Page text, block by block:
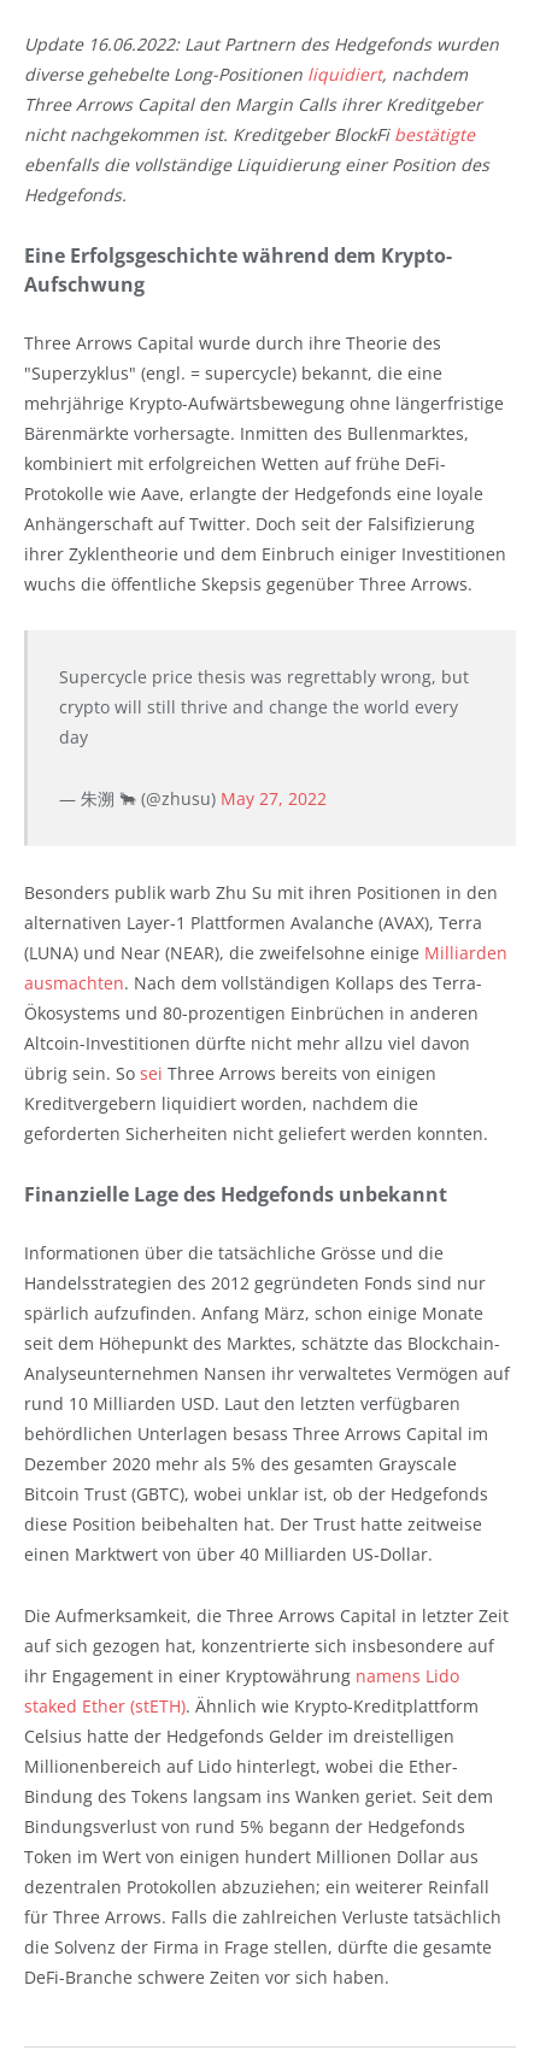
Update 16.06.2022: Laut Partnern des Hedgefonds wurden
diverse gehebelte Long-Positionen liquidiert, nachdem
Three Arrows Capital den Margin Calls ihrer Kreditgeber
nicht nachgekommen ist. Kreditgeber BlockFi bestätigte
ebenfalls die vollständige Liquidierung einer Position des
Hedgefonds.
Eine Erfolgsgeschichte während dem Krypto-
Aufschwung
Three Arrows Capital wurde durch ihre Theorie des
"Superzyklus" (engl. = supercycle) bekannt, die eine
mehrjährige Krypto-Aufwärtsbewegung ohne längerfristige
Bärenmärkte vorhersagte. Inmitten des Bullenmarktes,
kombiniert mit erfolgreichen Wetten auf frühe DeFi-
Protokolle wie Aave, erlangte der Hedgefonds eine loyale
Anhängerschaft auf Twitter. Doch seit der Falsifizierung
ihrer Zyklentheorie und dem Einbruch einiger Investitionen
wuchs die öffentliche Skepsis gegenüber Three Arrows.
Supercycle price thesis was regrettably wrong, but
crypto will still thrive and change the world every
day
— 朱溯 🐂 (@zhusu) May 27, 2022
Besonders publik warb Zhu Su mit ihren Positionen in den
alternativen Layer-1 Plattformen Avalanche (AVAX), Terra
(LUNA) und Near (NEAR), die zweifelsohne einige Milliarden
ausmachten. Nach dem vollständigen Kollaps des Terra-
Ökosystems und 80-prozentigen Einbrüchen in anderen
Altcoin-Investitionen dürfte nicht mehr allzu viel davon
übrig sein. So sei Three Arrows bereits von einigen
Kreditvergebern liquidiert worden, nachdem die
geforderten Sicherheiten nicht geliefert werden konnten.
Finanzielle Lage des Hedgefonds unbekannt
Informationen über die tatsächliche Grösse und die
Handelsstrategien des 2012 gegründeten Fonds sind nur
spärlich aufzufinden. Anfang März, schon einige Monate
seit dem Höhepunkt des Marktes, schätzte das Blockchain-
Analyseunternehmen Nansen ihr verwaltetes Vermögen auf
rund 10 Milliarden USD. Laut den letzten verfügbaren
behördlichen Unterlagen besass Three Arrows Capital im
Dezember 2020 mehr als 5% des gesamten Grayscale
Bitcoin Trust (GBTC), wobei unklar ist, ob der Hedgefonds
diese Position beibehalten hat. Der Trust hatte zeitweise
einen Marktwert von über 40 Milliarden US-Dollar.
Die Aufmerksamkeit, die Three Arrows Capital in letzter Zeit
auf sich gezogen hat, konzentrierte sich insbesondere auf
ihr Engagement in einer Kryptowährung namens Lido
staked Ether (stETH). Ähnlich wie Krypto-Kreditplattform
Celsius hatte der Hedgefonds Gelder im dreistelligen
Millionenbereich auf Lido hinterlegt, wobei die Ether-
Bindung des Tokens langsam ins Wanken geriet. Seit dem
Bindungsverlust von rund 5% begann der Hedgefonds
Token im Wert von einigen hundert Millionen Dollar aus
dezentralen Protokollen abzuziehen; ein weiterer Reinfall
für Three Arrows. Falls die zahlreichen Verluste tatsächlich
die Solvenz der Firma in Frage stellen, dürfte die gesamte
DeFi-Branche schwere Zeiten vor sich haben.